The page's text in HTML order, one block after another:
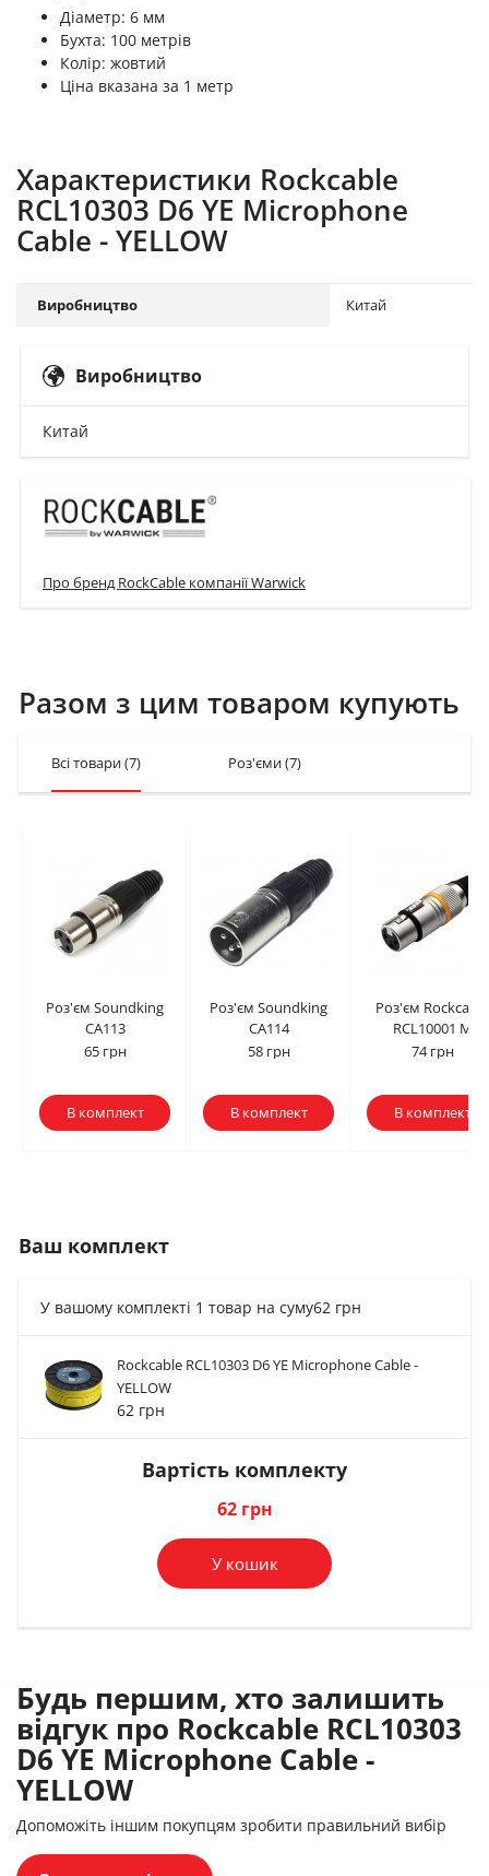
Діаметр: 6 мм
Бухта: 100 метрів
Колір: жовтий
Ціна вказана за 1 метр
Характеристики Rockcable
RCL10303 D6 YE Microphone
Cable - YELLOW
Виробництво Китай
Виробництво
Китай
Про бренд RockCable компанії Warwick
Разом з цим товаром купують
Всі товари(7) Роз'єми(7)
Роз'єм Soundking
CA113
65 грн
В комплект
Роз'єм Soundking
CA114
58 грн
В комплект
Роз'єм Rockcable
RCL10001 M
74 грн
В комплект
Роз'єм Soundking
CA113
Ваш комплект
У вашому комплекті 1 товар на суму62 грн
Rockcable RCL10303 D6 YE Microphone Cable -
YELLOW
62 грн
Вартість комплекту
62 грн
У кошик
Будь першим, хто залишить
відгук про Rockcable RCL10303
D6 YE Microphone Cable -
YELLOW
Допоможіть іншим покупцям зробити правильний вибір